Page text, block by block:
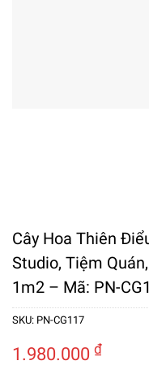
Cây Hoa Thiên
Studio, Tiệm
1m2 – Mã: PN-
SKU: PN-CG117
1.980.000 ₫